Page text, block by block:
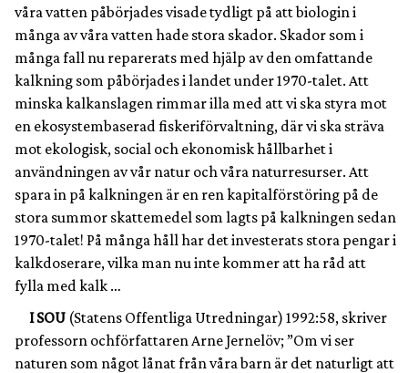
våra vatten påbörjades visade tydligt på att biologin i
många av våra vatten hade stora skador. Skador som i
många fall nu reparerats med hjälp av den omfattande
kalkning som påbörjades i landet under 1970-talet. Att
minska kalkanslagen rimmar illa med att vi ska styra mot
en ekosystembaserad fiskeriförvaltning, där vi ska sträva
mot ekologisk, social och ekonomisk hållbarhet i
användningen av vår natur och våra naturresurser. Att
spara in på kalkningen är en ren kapitalförstöring på de
stora summor skattemedel som lagts på kalkningen sedan
1970-talet! På många håll har det investerats stora pengar i
kalkdoserare, vilka man nu inte kommer att ha råd att
fylla med kalk …
I SOU (Statens Offentliga Utredningar) 1992:58, skriver
professorn ochförfattaren Arne Jernelöv; ”Om vi ser
naturen som något lånat från våra barn är det naturligt att